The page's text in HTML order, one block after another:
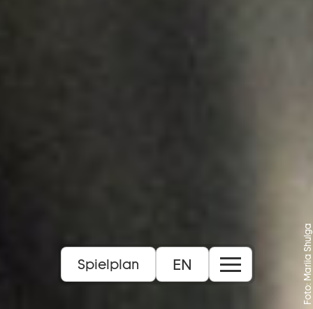
Spielplan EN Foto: Mariia Shulga